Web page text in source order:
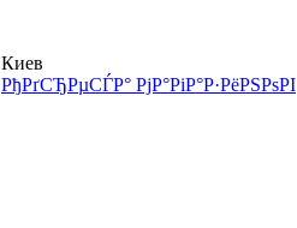
Киев
РђРґСЂРµСЃР° РјР°РіР°Р·РёРЅРѕРІ